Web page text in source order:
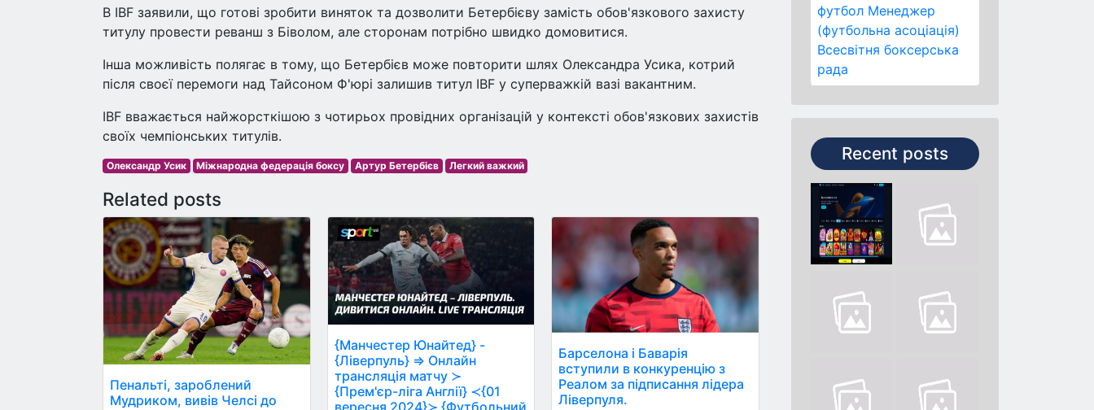
футбол Менеджер
(футбольна асоціація)
Всесвітня боксерська
рада
Recent posts
В IBF заявили, що готові зробити виняток та дозволити Бетербієву замість обов'язкового захисту
титулу провести реванш з Біволом, але сторонам потрібно швидко домовитися.
Інша можливість полягає в тому, що Бетербієв може повторити шлях Олександра Усика, котрий
після своєї перемоги над Тайсоном Ф'юрі залишив титул IBF у суперважкій вазі вакантним.
IBF вважається найжорсткішою з чотирьох провідних організацій у контексті обов'язкових захистів
своїх чемпіонських титулів.
Олександр Усик Міжнародна федерація боксу Артур Бетербієв Легкий важкий
Related posts
Пенальті, зароблений
Мудриком, вивів Челсі до
{Манчестер Юнайтед} -
{Ліверпуль} ⇒ Онлайн
трансляція матчу ≻
{Прем'єр-ліга Англії} ≺{01
Барселона і Баварія
вступили в конкуренцію з
Реалом за підписання лідера
Ліверпуля.